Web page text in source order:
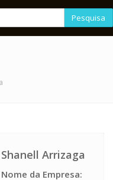
Pesquisa
Shanell Arrizaga
Nome da Empresa: